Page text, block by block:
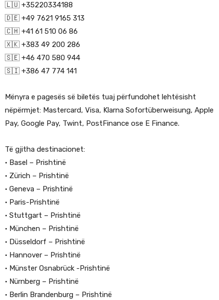
🇱🇺 +35220334188
🇩🇪 +49 7621 9165 313
🇨🇭 +41 61 510 06 86
🇽🇰 +383 49 200 286
🇸🇪 +46 470 580 944
🇸🇮 +386 47 774 141
Mënyra e pagesës së biletës tuaj përfundohet lehtësisht
nëpërmjet: Mastercard, Visa, Klarna Sofortüberweisung, Apple
Pay, Google Pay, Twint, PostFinance ose E Finance.
Të gjitha destinacionet:
• Basel – Prishtinë
• Zürich – Prishtinë
• Geneva – Prishtinë
• Paris-Prishtinë
• Stuttgart – Prishtinë
• München – Prishtinë
• Düsseldorf – Prishtinë
• Hannover – Prishtinë
• Münster Osnabrück -Prishtinë
• Nürnberg – Prishtinë
• Berlin Brandenburg – Prishtinë